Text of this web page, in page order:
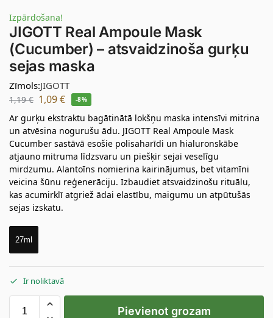
Izpārdošana!
JIGOTT Real Ampoule Mask
(Cucumber) – atsvaidzinoša gurķu
sejas maska
Zīmols:JIGOTT
1,19€ 1,09€ -8%
Ar gurķu ekstraktu bagātinātā lokšņu maska intensīvi mitrina
un atvēsina nogurušu ādu. JIGOTT Real Ampoule Mask
Cucumber sastāvā esošie polisaharīdi un hialuronskābe
atjauno mitruma līdzsvaru un piešķir sejai veselīgu
mirdzumu. Alantoīns nomierina kairinājumus, bet vitamīni
veicina šūnu reģenerāciju. Izbaudiet atsvaidzinošu rituālu,
kas acumirklī atgriež ādai elastību, maigumu un atpūtušās
sejas izskatu.
27ml
Ir noliktavā
Pievienot grozam